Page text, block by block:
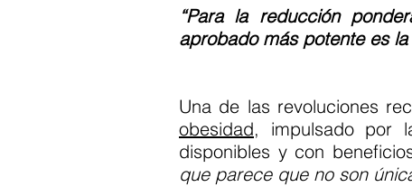
“Para la reducción
aprobado más potente es
Una de las revoluciones
obesidad, impulsado por
disponibles y con
que parece que no son